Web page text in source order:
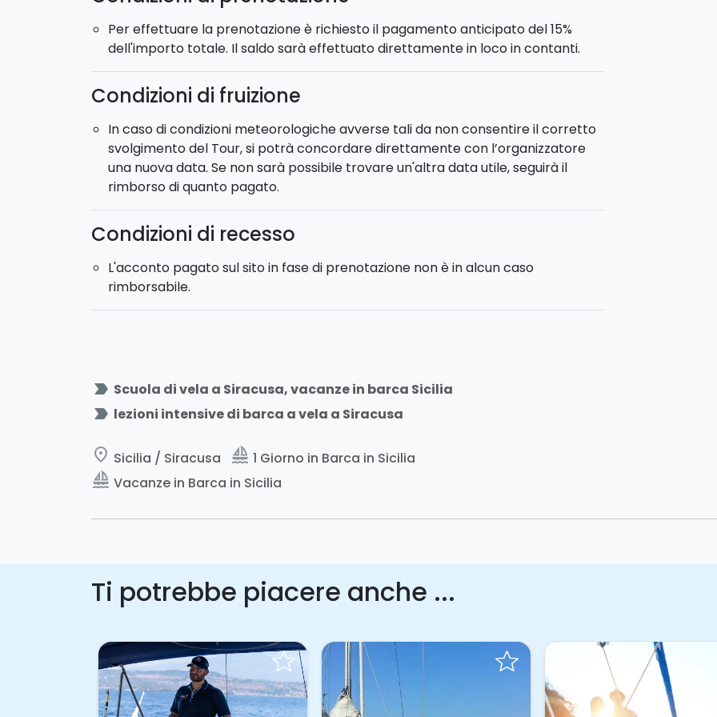
Per effettuare la prenotazione è richiesto il pagamento anticipato del 15%
dell'importo totale. Il saldo sarà effettuato direttamente in loco in contanti.
Condizioni di fruizione
In caso di condizioni meteorologiche avverse tali da non consentire il corretto
svolgimento del Tour, si potrà concordare direttamente con l’organizzatore
una nuova data. Se non sarà possibile trovare un'altra data utile, seguirà il
rimborso di quanto pagato.
Condizioni di recesso
L'acconto pagato sul sito in fase di prenotazione non è in alcun caso
rimborsabile.
label_important Scuola di vela a Siracusa, vacanze in barca Sicilia
label_important lezioni intensive di barca a vela a Siracusa
place Sicilia / Siracusa sailing 1 Giorno in Barca in Sicilia
sailing Vacanze in Barca in Sicilia
Ti potrebbe piacere anche ...